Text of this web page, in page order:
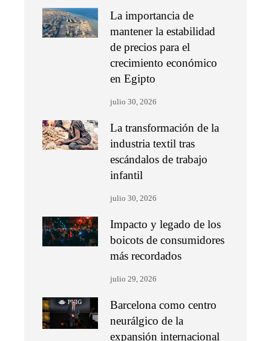
La importancia de
mantener la estabilidad
de precios para el
crecimiento económico
en Egipto
julio 30, 2026
La transformación de la
industria textil tras
escándalos de trabajo
infantil
julio 30, 2026
Impacto y legado de los
boicots de consumidores
más recordados
julio 29, 2026
Barcelona como centro
neurálgico de la
expansión internacional